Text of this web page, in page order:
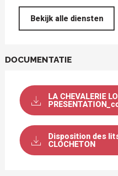
Bekijk alle diensten
DOCUMENTATIE
LA CHEVALERIE
Disposition des
CLOCHETON